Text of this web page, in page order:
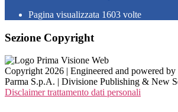
Pagina visualizzata 1603 volte
Sezione Copyright
Copyright 2026 | Engineered and powered
Parma S.p.A. | Divisione Publishing & New
Disclaimer trattamento dati personali